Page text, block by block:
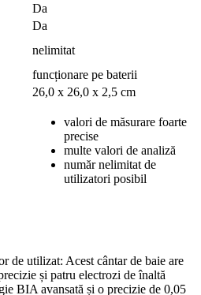
Da
Da
nelimitat
funcționare pe baterii
26,0 x 26,0 x 2,5 cm
valori de măsurare foarte
precise
multe valori de analiză
număr nelimitat de
utilizatori posibil
de utilizat: Acest cântar de baie are
și patru electrozi de înaltă
BIA avansată și o precizie de 0,05